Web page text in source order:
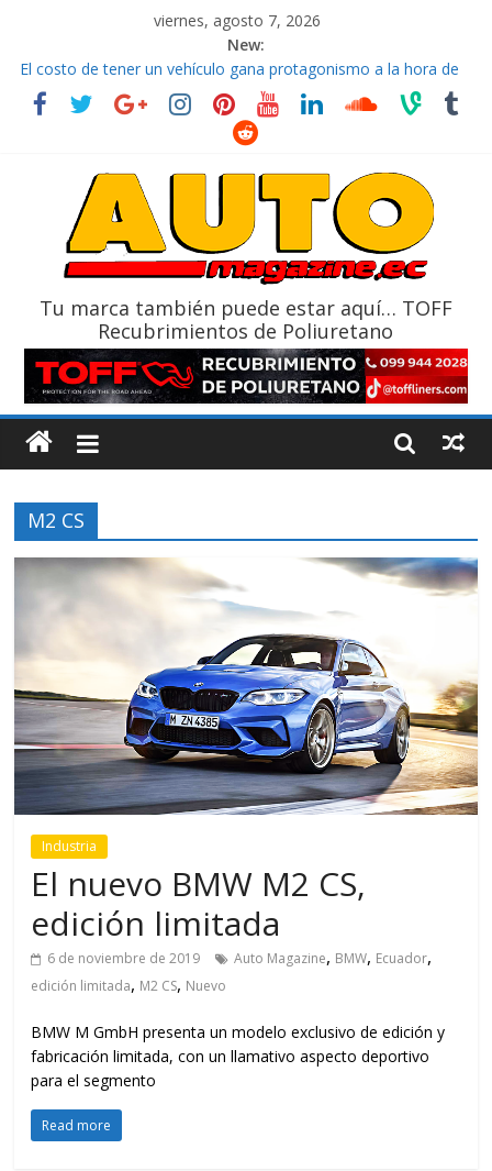
viernes, agosto 7, 2026
New:
El costo de tener un vehículo gana protagonismo a la hora de
decidir
Ultima película ‘Spider‑Man: Brand New Day’ pone en escena a
La Vuelta al Ecuador 2026, edición 47ª, recorre 7 provincias en 8
La FEDAK recibe 12 Sinotruk Bolden para cubrir las rutas de La
Tu marca también puede estar aquí… TOFF
Recubrimientos de Poliuretano
M2 CS
Industria
El nuevo BMW M2 CS,
edición limitada
6 de noviembre de 2019 Auto Magazine, BMW, Ecuador,
edición limitada, M2 CS, Nuevo
BMW M GmbH presenta un modelo exclusivo de edición y
fabricación limitada, con un llamativo aspecto deportivo
para el segmento
Read more